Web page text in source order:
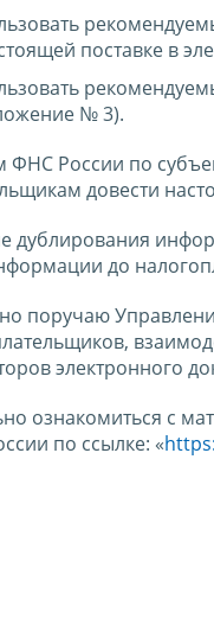
поставке в
№ 3).
ФНС России по
довести
дублирования
до
поручаю
электронного
ознакомиться с
по ссылке: «